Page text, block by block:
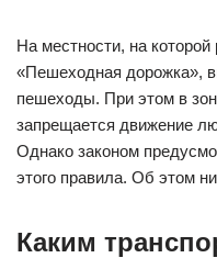
На местности, на которой
«Пешеходная дорожка»,
пешеходы. При этом в
запрещается движение
Однако законом
этого правила. Об этом
Каким